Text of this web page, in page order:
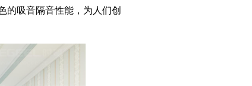
的吸音隔音性能，为人们创